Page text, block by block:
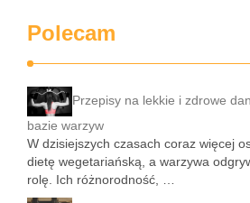
Polecam
Przepisy na lekkie i zdrowe
bazie warzyw
W dzisiejszych czasach coraz więcej
dietę wegetariańską, a warzywa
rolę. Ich różnorodność, …